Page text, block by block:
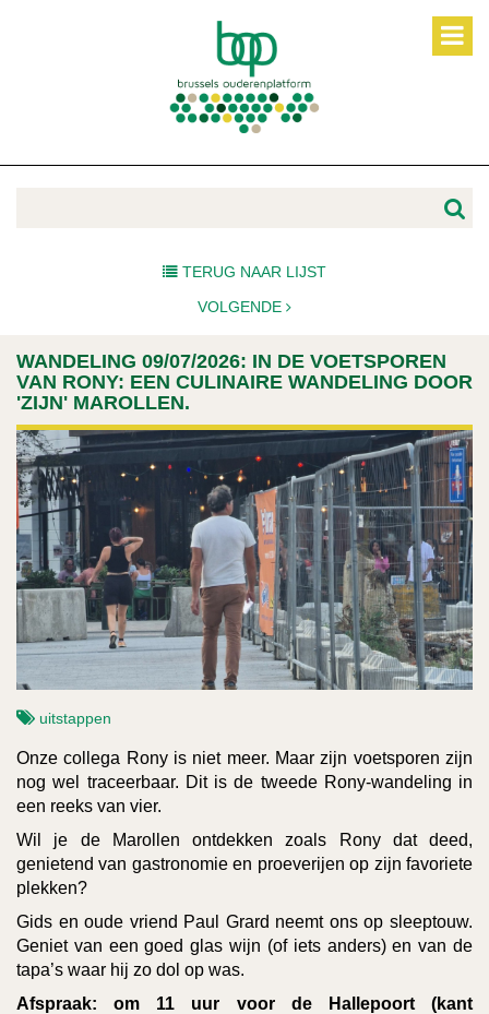
TERUG NAAR LIJST
VOLGENDE
WANDELING 09/07/2026: IN DE VOETSPOREN
VAN RONY: EEN CULINAIRE WANDELING DOOR
'ZIJN' MAROLLEN.
uitstappen
Onze collega Rony is niet meer. Maar zijn voetsporen zijn
nog wel traceerbaar. Dit is de tweede Rony-wandeling in
een reeks van vier.
Wil je de Marollen ontdekken zoals Rony dat deed,
genietend van gastronomie en proeverijen op zijn favoriete
plekken?
Gids en oude vriend Paul Grard neemt ons op sleeptouw.
Geniet van een goed glas wijn (of iets anders) en van de
tapa’s waar hij zo dol op was.
Afspraak: om 11 uur voor de Hallepoort (kant